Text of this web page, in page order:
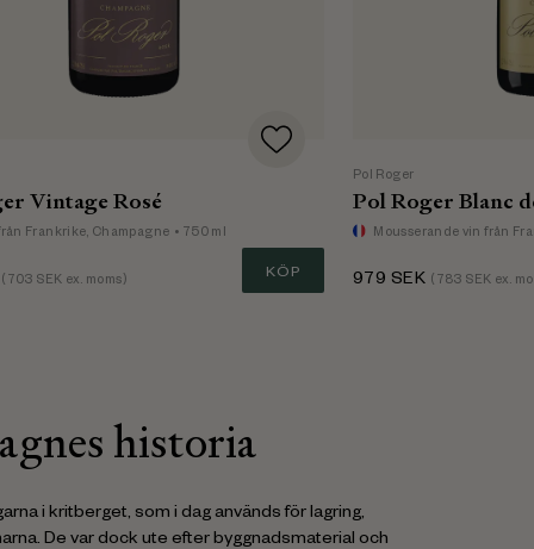
Vintage Rosé
Frankrike, Champagne • 750 ml
( 703 SEK ex. moms) KÖP
Pol Roger
Pol Roger Blanc
Mousserande vin från
979 SEK ( 783 SEK ex.
historia
i kritberget, som i dag används för lagring,
De var dock ute efter byggnadsmaterial och